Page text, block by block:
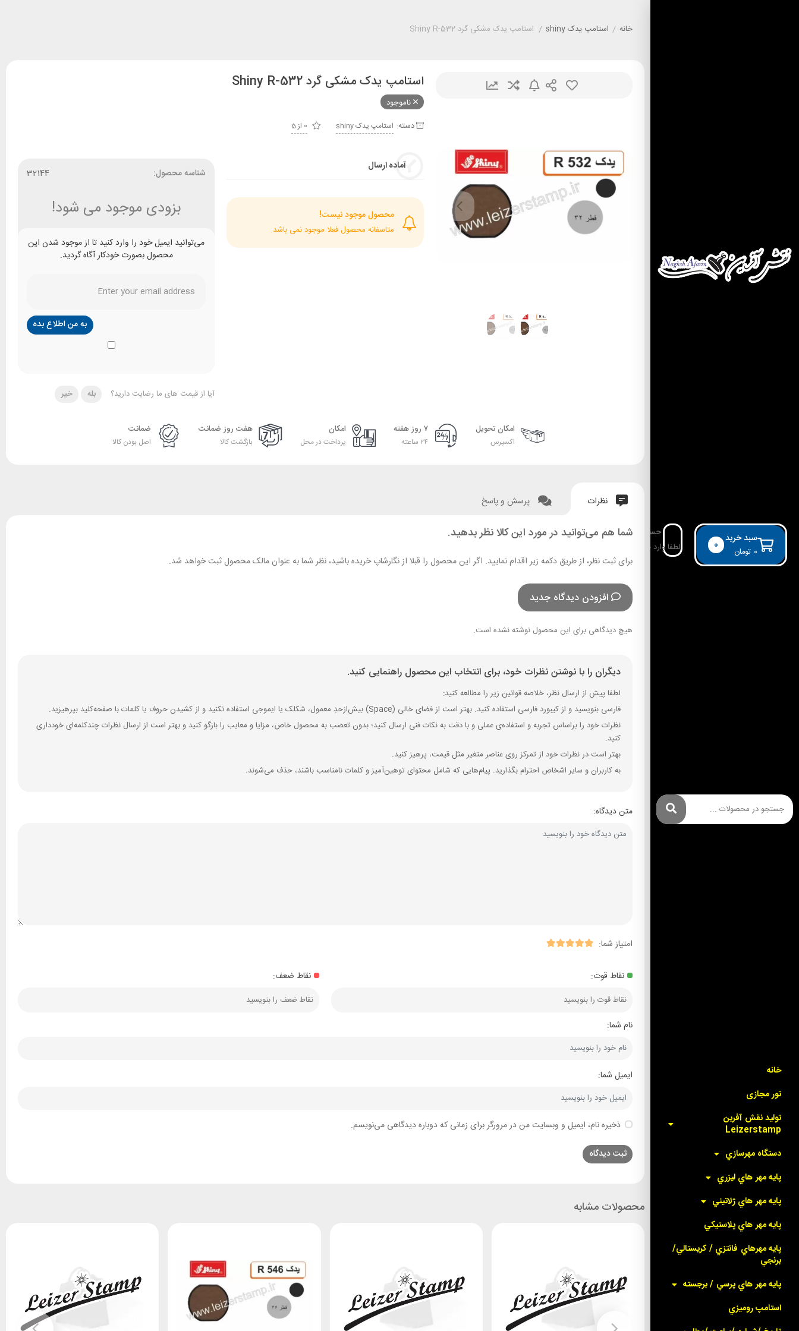
سبد خرید
تومان ۰ 0
حساب کاربری
لطفا وارد حساب خود شوید!
خانه
تور مجازی
توليد نقش آفرين
Leizerstamp
دستگاه مهرسازي
پايه مهر هاي ليزري
پايه مهر هاي ژلاتيني
پايه مهر هاي پلاستيکي
پايه مهرهاي فانتزي / کريستالي/
برنجي
پايه مهر هاي پرسي / برجسته
استامپ روميزي
خانه / استامپ يدک shiny / استامپ یدک مشکی گرد Shiny R-532
استامپ یدک مشکی گرد Shiny R-532
ناموجود
دسته: استامپ يدک shiny 0 از 5
آماده ارسال
محصول موجود نیست!
متاسفانه محصول فعلا موجود نمی باشد.
شناسه محصول: 32144
بزودی موجود می شود!
می‌توانید ایمیل خود را وارد کنید تا از موجود شدن این
محصول بصورت خودکار آگاه گردید.
آیا از قیمت های ما رضایت دارید؟ بله خیر
امکان تحویل
اکسپرس
۷ روز هفته
۲۴ ساعته
امکان
پرداخت در محل
هفت روز ضمانت
بازگشت کالا
ضمانت
اصل بودن کالا
نظرات پرسش و پاسخ
شما هم می‌توانید در مورد این کالا نظر بدهید.
برای ثبت نظر، از طریق دکمه زیر اقدام نمایید. اگر این محصول را قبلا از نگارشاپ خریده باشید، نظر شما به عنوان مالک محصول ثبت خواهد شد.
افزودن دیدگاه جدید
هیچ دیدگاهی برای این محصول نوشته نشده است.
دیگران را با نوشتن نظرات خود، برای انتخاب این محصول راهنمایی کنید.
لطفا پیش از ارسال نظر، خلاصه قوانین زیر را مطالعه کنید:
فارسی بنویسید و از کیبورد فارسی استفاده کنید. بهتر است از فضای خالی (Space) بیش‌از‌حدِ معمول، شکلک یا ایموجی استفاده نکنید و از کشیدن حروف یا کلمات با صفحه‌کلید بپرهیزید.
نظرات خود را براساس تجربه و استفاده‌ی عملی و با دقت به نکات فنی ارسال کنید؛ بدون تعصب به محصول خاص، مزایا و معایب را بازگو کنید و بهتر است از ارسال نظرات چندکلمه‌‌ای خودداری
کنید.
بهتر است در نظرات خود از تمرکز روی عناصر متغیر مثل قیمت، پرهیز کنید.
به کاربران و سایر اشخاص احترام بگذارید. پیام‌هایی که شامل محتوای توهین‌آمیز و کلمات نامناسب باشند، حذف می‌شوند.
متن دیدگاه:
امتیاز شما:
نقاط قوت: نقاط ضعف:
نام شما:
ایمیل شما:
ذخیره نام، ایمیل و وبسایت من در مرورگر برای زمانی که دوباره دیدگاهی می‌نویسم.
محصولات مشابه